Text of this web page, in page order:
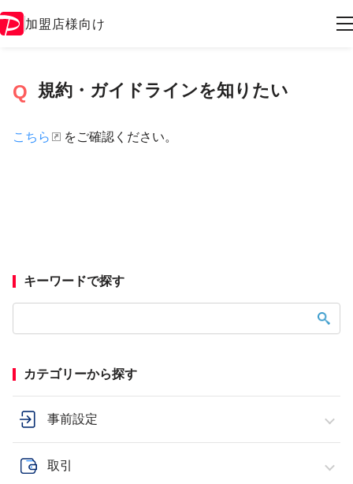
加盟店様向け
規約・ガイドラインを知りたい
こちら をご確認ください。
キーワードで探す
カテゴリーから探す
事前設定
取引